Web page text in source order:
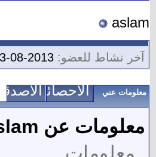
aslam
آخر نشاط للعضو:
معلومات عني الاحصائياتالأصدقاء
معلومات عن aslam